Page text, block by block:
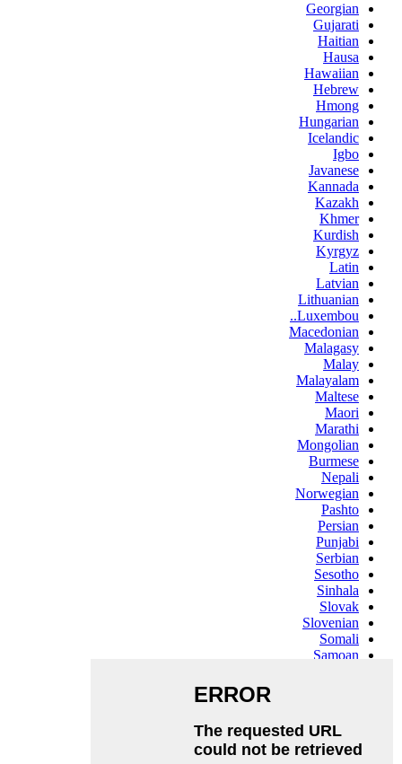
Georgian
Gujarati
Haitian
Hausa
Hawaiian
Hebrew
Hmong
Hungarian
Icelandic
Igbo
Javanese
Kannada
Kazakh
Khmer
Kurdish
Kyrgyz
Latin
Latvian
Lithuanian
Luxembou..
Macedonian
Malagasy
Malay
Malayalam
Maltese
Maori
Marathi
Mongolian
Burmese
Nepali
Norwegian
Pashto
Persian
Punjabi
Serbian
Sesotho
Sinhala
Slovak
Slovenian
Somali
Samoan
Swahili
Tajik